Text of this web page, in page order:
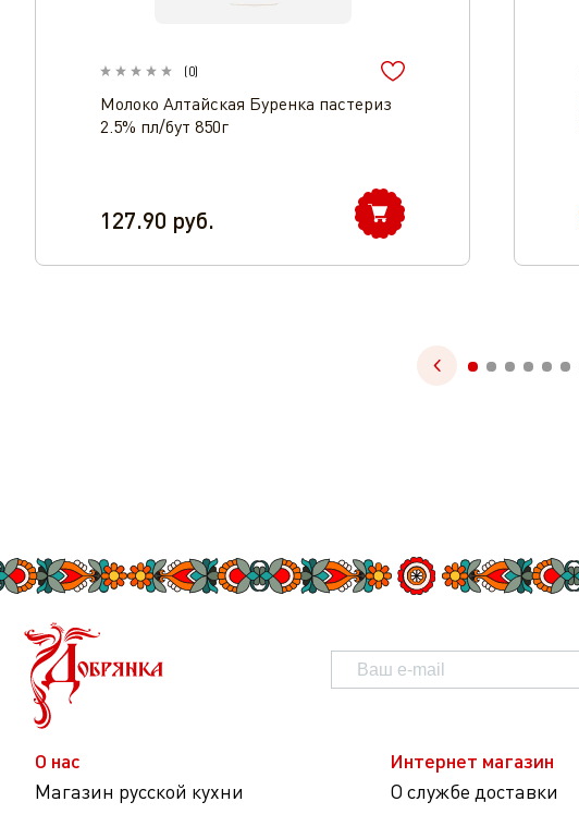
(0)
Молоко Алтайская Буренка пастериз
2.5% пл/бут 850г
127.90 руб.
О нас
Магазин русской кухни
Интернет магазин
О службе доставки